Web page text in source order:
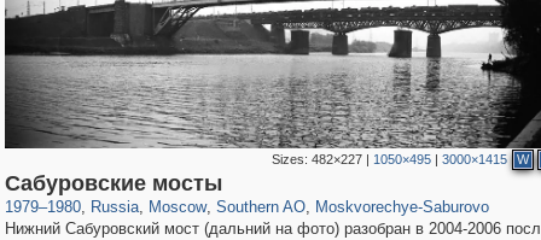
Sizes: 482×227| 1050×495| 3000×1415 W
Сабуровские мосты
1979–1980, Russia
1,406,450 29,243
, Moscow
319,780 8,286
, Southern AO
21,637
, Moskvorechye-Saburovo
Нижний Сабуровский мост (дальний на фото) разобран в 2004-2006